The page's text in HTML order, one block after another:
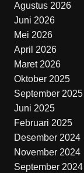
Agustus 2026
Juni 2026
Mei 2026
April 2026
Maret 2026
Oktober 2025
September 2025
Juni 2025
Februari 2025
Desember 2024
November 2024
September 2024